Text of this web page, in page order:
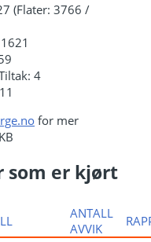
(Flater: 3766 /
4
for mer
som er kjørt
ANTALL
AVVIK